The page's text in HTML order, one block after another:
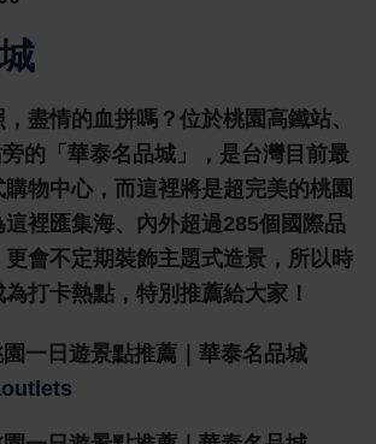
盡情的血拼嗎？位於桃園高鐵站、
的「華泰名品城」，是台灣目前最
物中心，而這裡將是超完美的桃園
裡匯集海、內外超過285個國際品
會不定期裝飾主題式造景，所以時
打卡熱點，特別推薦給大家！